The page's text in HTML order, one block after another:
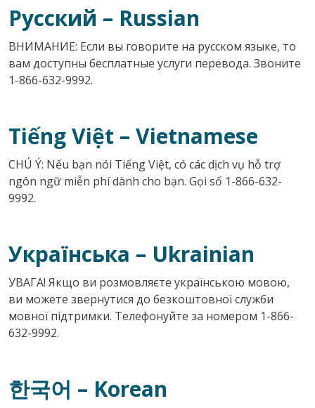
Русский – Russian
ВНИМАНИЕ: Если вы говорите на русском языке, то
вам доступны бесплатные услуги перевода. Звоните
1-866-632-9992.
Tiếng Việt – Vietnamese
CHÚ Ý: Nếu bạn nói Tiếng Việt, có các dịch vụ hỗ trợ
ngôn ngữ miễn phí dành cho bạn. Gọi số 1-866-632-
9992.
Українська – Ukrainian
УВАГА! Якщо ви розмовляєте українською мовою,
ви можете звернутися до безкоштовної служби
мовної підтримки. Телефонуйте за номером 1-866-
632-9992.
한국어 – Korean